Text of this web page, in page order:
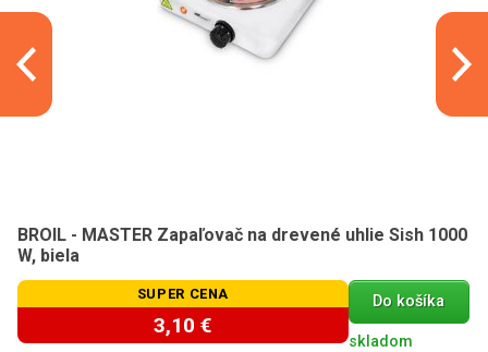
BROIL - MASTER Zapaľovač na drevené uhlie Sish 1000
W, biela
SUPER CENA
3,10 €
Do košíka
skladom